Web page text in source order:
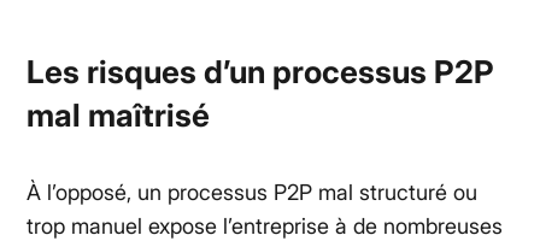
Les risques d’un processus P2P
mal maîtrisé
À l’opposé, un processus P2P mal structuré ou
trop manuel expose l’entreprise à de nombreuses